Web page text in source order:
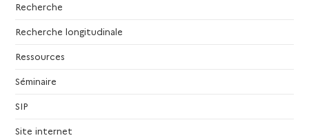
Recherche
Recherche longitudinale
Ressources
Séminaire
SIP
Site internet